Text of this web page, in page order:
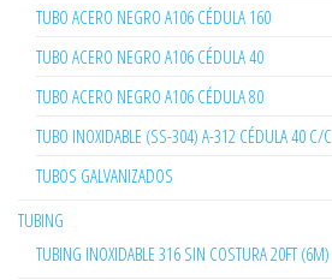
TUBO ACERO NEGRO A106 CÉDULA 160
TUBO ACERO NEGRO A106 CÉDULA 40
TUBO ACERO NEGRO A106 CÉDULA 80
TUBO INOXIDABLE (SS-304) A-312 CÉDULA 40 C/C
TUBOS GALVANIZADOS
TUBING
TUBING INOXIDABLE 316 SIN COSTURA 20FT (6M)